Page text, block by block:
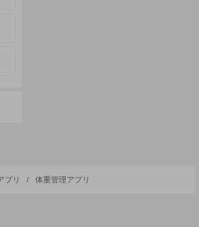
プリ / 体重管理アプリ